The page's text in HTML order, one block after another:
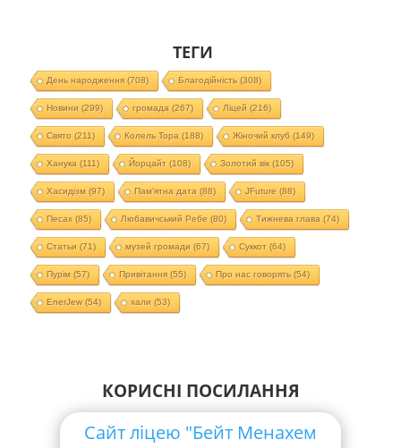
ТЕГИ
День народження(708) Благодійність (308)
Новини (299) громада (267) Ліцей (216)
Свято (211) Колель Тора (188) Жіночий клуб (149)
Ханука (111) Йорцайт (108) Золотий вік(105)
Хасидізм (97) Пам'ятна дата (88) JFuture (88)
Песах(85) Любавичський Ребе (80) Тижнева глава (74)
Статьи (71) музей громади (67) Суккот (64)
Пурім (57) Привітання(55) Про нас говорять (54)
EnerJew(54) хали (53)
КОРИСНІ ПОСИЛАННЯ
Сайт ліцею "Бейт Менахем